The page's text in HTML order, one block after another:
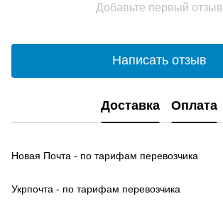
Добавьте первый отзыв
Написать отзыв
Доставка Оплата
Новая Почта - по тарифам перевозчика
Укрпочта - по тарифам перевозчика